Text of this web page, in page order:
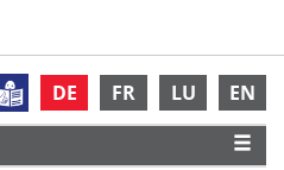
DE FR LU EN